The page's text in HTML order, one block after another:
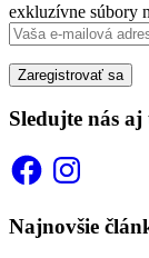
exkluzívne súbory
Sledujte nás aj
FacebookInstagram
Najnovšie